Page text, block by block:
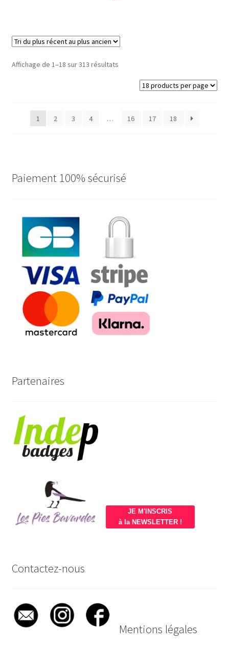
Affichage de 1–18 sur 313 résultatsTrié
plus
1 2 3 4 … 16 17 18
Paiement 100% sécurisé
Partenaires
JE M'INSCRIS
à la NEWSLETTER !
Contactez-nous
Mentions légales